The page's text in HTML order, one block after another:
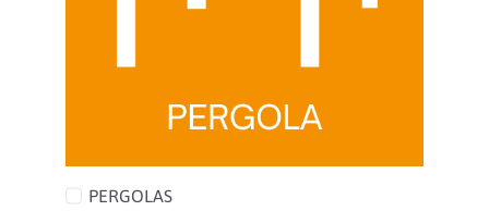
PERGOLAS